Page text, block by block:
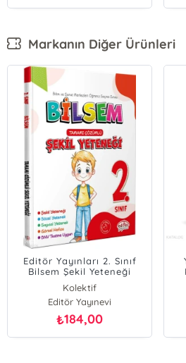
Markanın Diğer Ürünleri
Editör Yayınları 2. Sınıf
Bilsem Şekil Yeteneği
Tamamı Çözümlü
Kolektif
Editör Yayınevi
₺184,00